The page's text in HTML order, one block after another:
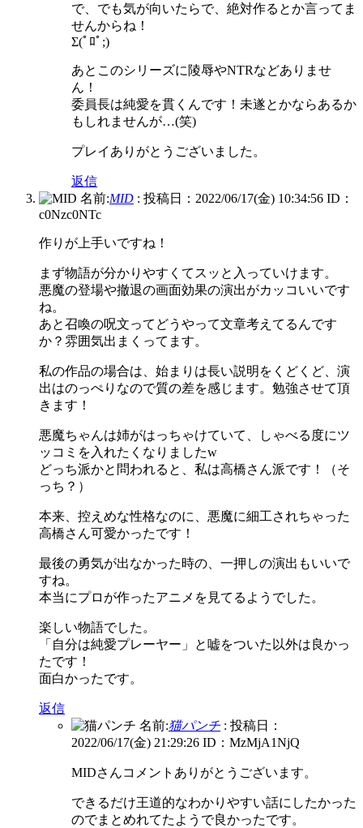
で、でも気が向いたらで、絶対作るとか言ってま
せんからね！
Σ(ﾟﾛﾟ;)
あとこのシリーズに陵辱やNTRなどありませ
ん！
委員長は純愛を貫くんです！未遂とかならあるか
もしれませんが…(笑)
プレイありがとうございました。
返信
名前:MID : 投稿日：2022/06/17(金) 10:34:56 ID：
c0Nzc0NTc
作りが上手いですね！
まず物語が分かりやすくてスッと入っていけます。
悪魔の登場や撤退の画面効果の演出がカッコいいです
ね。
あと召喚の呪文ってどうやって文章考えてるんです
か？雰囲気出まくってます。
私の作品の場合は、始まりは長い説明をくどくど、演
出はのっぺりなので質の差を感じます。勉強させて頂
きます！
悪魔ちゃんは姉がはっちゃけていて、しゃべる度にツ
ッコミを入れたくなりましたw
どっち派かと問われると、私は高橋さん派です！（そ
っち？）
本来、控えめな性格なのに、悪魔に細工されちゃった
高橋さん可愛かったです！
最後の勇気が出なかった時の、一押しの演出もいいで
すね。
本当にプロが作ったアニメを見てるようでした。
楽しい物語でした。
「自分は純愛プレーヤー」と嘘をついた以外は良かっ
たです！
面白かったです。
返信
名前:猫パンチ : 投稿日：
2022/06/17(金) 21:29:26 ID：MzMjA1NjQ
MIDさんコメントありがとうございます。
できるだけ王道的なわかりやすい話にしたかった
のでまとめれてたようで良かったです。